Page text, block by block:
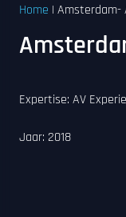
Home | Amsterdam-
Expertise: AV
Jaar: 2018